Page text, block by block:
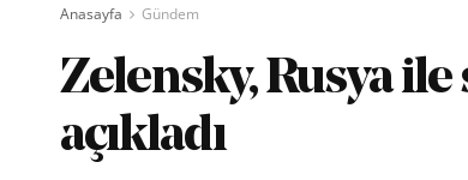
Anasayfa Gündem
Zelensky, Rusya
açıkladı